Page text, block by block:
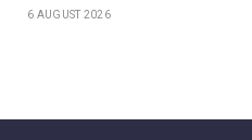
6 AUGUST 2026